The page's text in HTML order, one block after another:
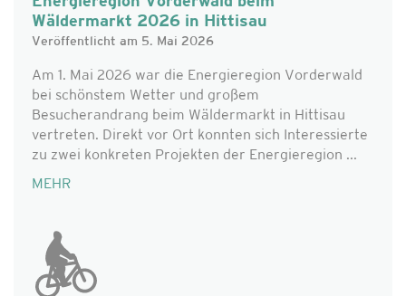
Wäldermarkt 2026 in Hittisau
Veröffentlicht am 5. Mai 2026
Am 1. Mai 2026 war die Energieregion Vorderwald
bei schönstem Wetter und großem
Besucherandrang beim Wäldermarkt in Hittisau
vertreten. Direkt vor Ort konnten sich Interessierte
zu zwei konkreten Projekten der Energieregion ...
MEHR